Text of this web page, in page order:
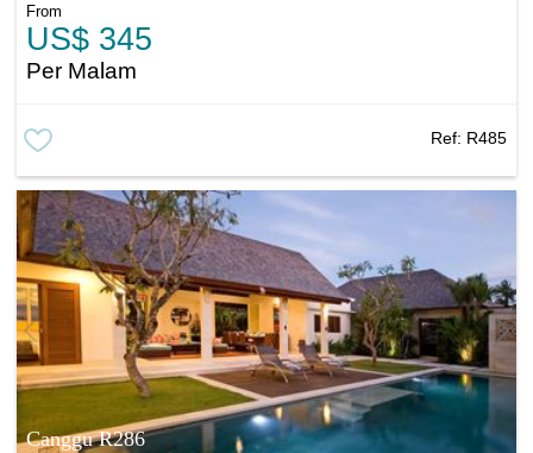
From
US$ 345
Per Malam
Ref: R485
Canggu R286